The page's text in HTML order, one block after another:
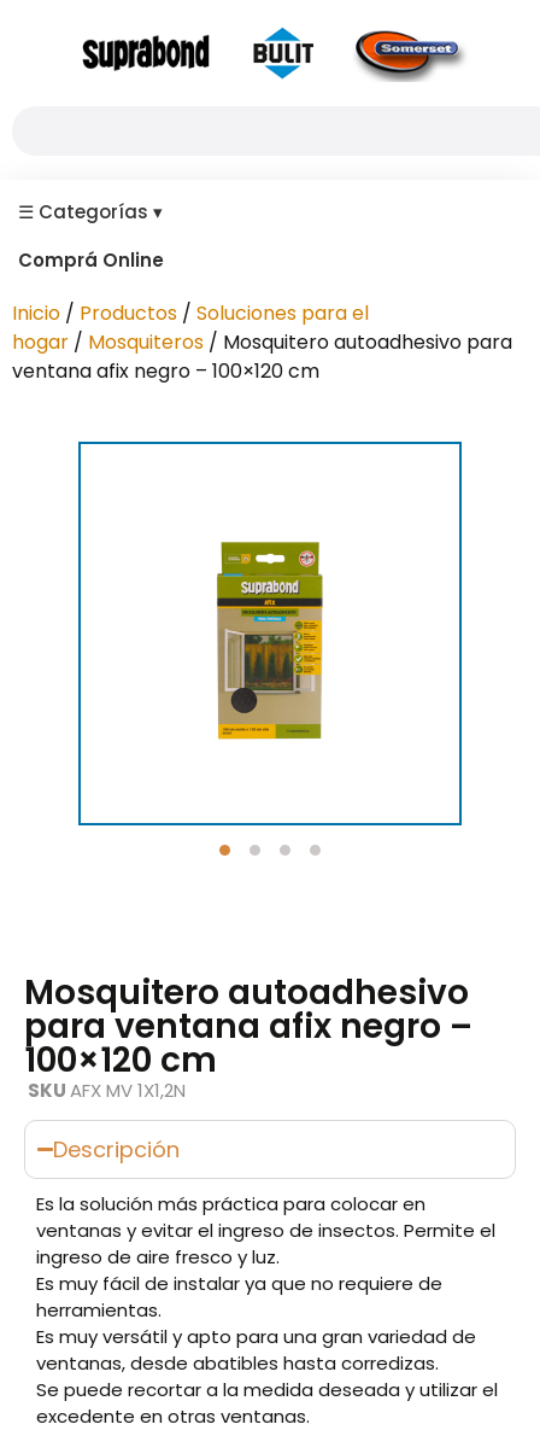
☰ Categorías ▾
Comprá Online
Inicio / Productos / Soluciones para el
hogar / Mosquiteros / Mosquitero autoadhesivo para
ventana afix negro – 100×120 cm
Mosquitero autoadhesivo
para ventana afix negro –
100×120 cm
SKUAFX MV 1X1,2N
Descripción
Es la solución más práctica para colocar en
ventanas y evitar el ingreso de insectos. Permite el
ingreso de aire fresco y luz.
Es muy fácil de instalar ya que no requiere de
herramientas.
Es muy versátil y apto para una gran variedad de
ventanas, desde abatibles hasta corredizas.
Se puede recortar a la medida deseada y utilizar el
excedente en otras ventanas.